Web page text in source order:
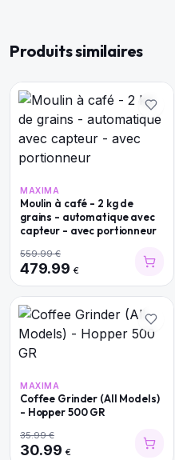
Produits similaires
MAXIMA
Moulin à café - 2 kg de
grains - automatique avec
capteur - avec portionneur
559.99€
479.99 €
MAXIMA
Coffee Grinder (All Models)
- Hopper 500 GR
35.99€
30.99 €